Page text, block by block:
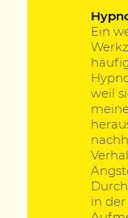
Ein
weil
in